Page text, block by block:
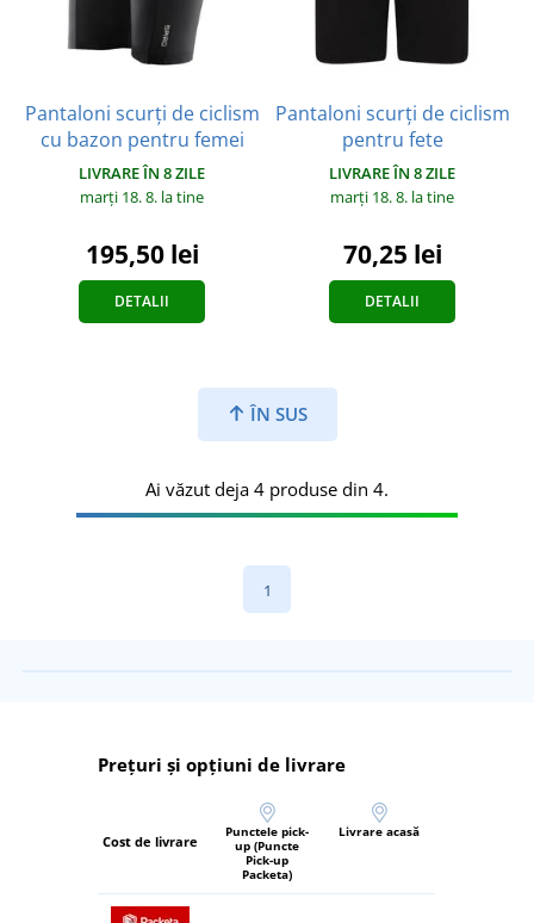
Pantaloni scurți de ciclism
cu bazon pentru femei
LIVRARE ÎN 8 ZILE
marți 18. 8. la tine
195,50 lei
DETALII
Pantaloni scurți de ciclism
pentru fete
LIVRARE ÎN 8 ZILE
marți 18. 8. la tine
70,25 lei
DETALII
ÎN SUS
Ai văzut deja 4 produse din 4.
1
Prețuri și opțiuni de livrare
Cost de livrare
Punctele pick-
up (Puncte
Pick-up
Packeta)
Livrare acasă